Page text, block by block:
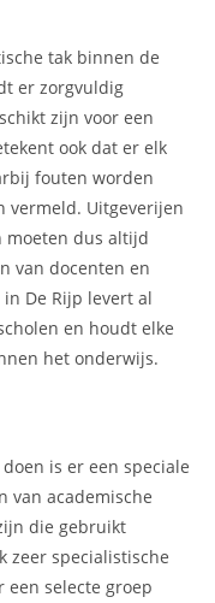
tak binnen de
er zorgvuldig
zijn voor een
ook dat er elk
fouten worden
vermeld. Uitgeverijen
moeten dus altijd
van docenten en
De Rijp levert al
en houdt elke
het onderwijs.
is er een speciale
van academische
die gebruikt
zeer specialistische
selecte groep